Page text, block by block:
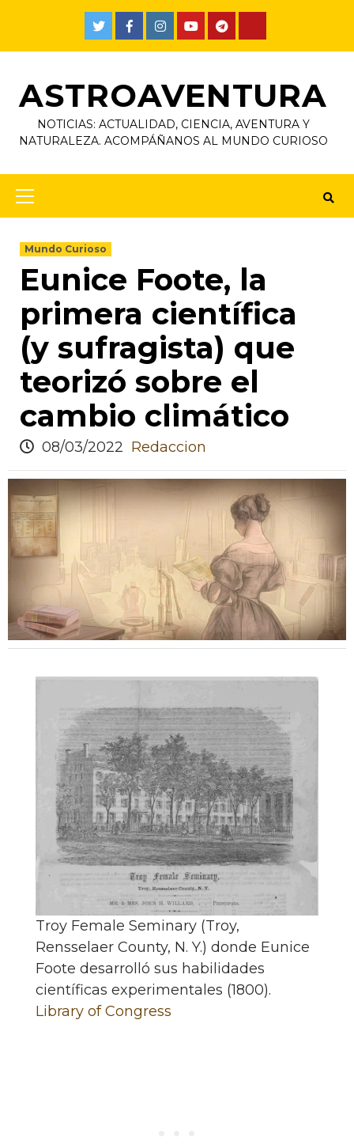
ASTROAVENTURA
NOTICIAS: ACTUALIDAD, CIENCIA, AVENTURA Y
NATURALEZA. ACOMPÁÑANOS AL MUNDO CURIOSO
Mundo Curioso
Eunice Foote, la
primera científica
(y sufragista) que
teorizó sobre el
cambio climático
08/03/2022 Redaccion
Troy Female Seminary (Troy,
Rensselaer County, N. Y.) donde Eunice
Foote desarrolló sus habilidades
científicas experimentales (1800).
Library of Congress